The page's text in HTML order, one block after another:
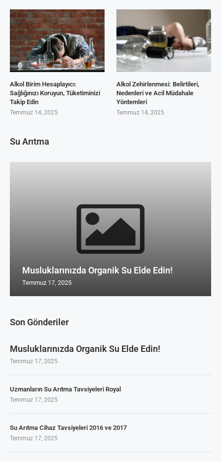
Son Gönderiler
Musluklarınızda Organik Su Elde Edin!
Temmuz 17, 2025
Uzmanların Su Arıtma Tavsiyeleri Royal
Temmuz 17, 2025
Su Arıtma Cihaz Tavsiyeleri 2016 ve 2017
Temmuz 17, 2025
Alkol Birim Hesaplayıcı:
Sağlığınızı Koruyun, Tüketiminizi
Takip Edin
Temmuz 14, 2025
Alkol Zehirlenmesi: Belirtileri,
Nedenleri ve Acil Müdahale
Yöntemleri
Temmuz 14, 2025
Su Arıtma
Musluklarınızda Organik Su Elde Edin!
Temmuz 17, 2025